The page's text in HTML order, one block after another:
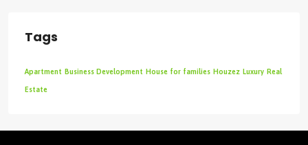
Tags
Apartment Business Development House for families Houzez Luxury Real
Estate